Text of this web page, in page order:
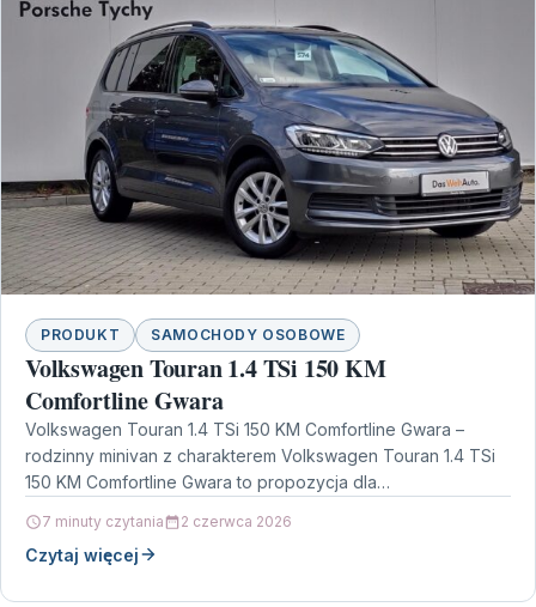
PRODUKT SAMOCHODY OSOBOWE
Volkswagen Touran 1.4 TSi 150 KM
Comfortline Gwara
Volkswagen Touran 1.4 TSi 150 KM Comfortline Gwara –
rodzinny minivan z charakterem Volkswagen Touran 1.4 TSi
150 KM Comfortline Gwara to propozycja dla…
7 minuty czytania 2 czerwca 2026
Czytaj więcej